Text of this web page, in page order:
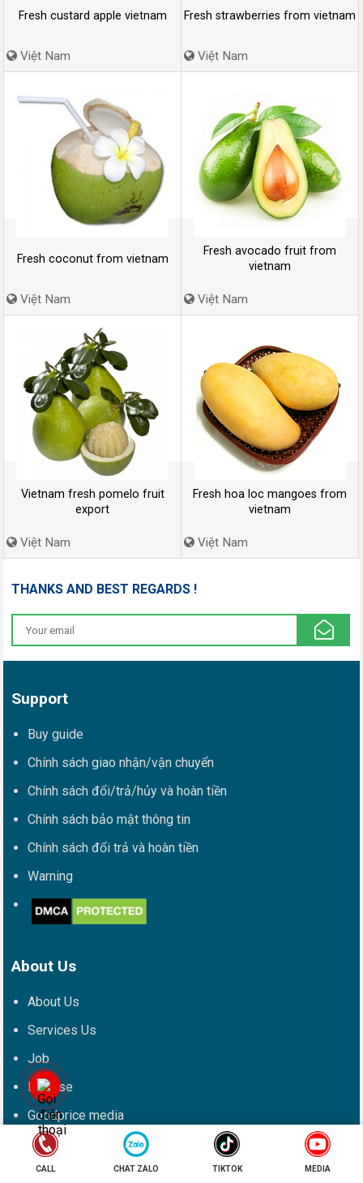
Fresh custard apple vietnam
Việt Nam
Fresh strawberries from vietnam
Việt Nam
Fresh coconut from vietnam
Việt Nam
Fresh avocado fruit from
vietnam
Việt Nam
Vietnam fresh pomelo fruit
export
Việt Nam
Fresh hoa loc mangoes from
vietnam
Việt Nam
THANKS AND BEST REGARDS !
Support
Buy guide
Chính sách giao nhận/vận chuyển
Chính sách đổi/trả/hủy và hoàn tiền
Chính sách bảo mật thông tin
Chính sách đổi trả và hoàn tiền
Warning
About Us
About Us
Services Us
Job
License
Goodprice media
Social media
CALL CHAT ZALO TIKTOK MEDIA